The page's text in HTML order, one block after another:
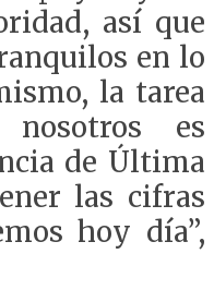
así que
en lo
la tarea
es
de Última
las cifras
hoy día”,